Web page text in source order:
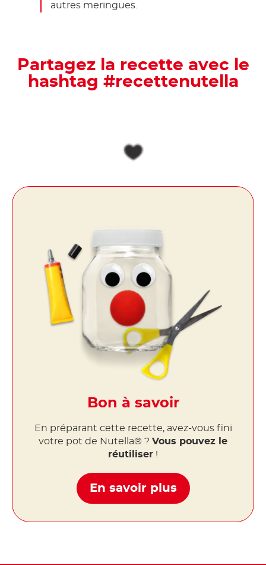
autres meringues.
Partagez la recette avec le
hashtag #recettenutella
Bon à savoir
En préparant cette recette, avez-vous fini
votre pot de Nutella® ? Vous pouvez le
réutiliser !
En savoir plus